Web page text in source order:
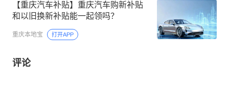
【重庆汽车补贴】重庆汽车购新补贴
和以旧换新补贴能一起领吗？
重庆本地宝 打开APP
评论